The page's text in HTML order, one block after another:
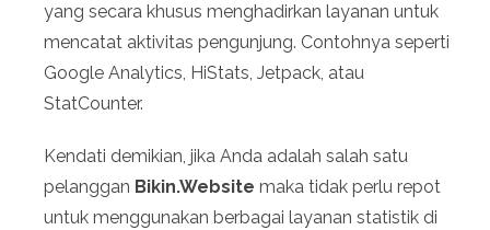
yang secara khusus menghadirkan layanan untuk
mencatat aktivitas pengunjung. Contohnya seperti
Google Analytics, HiStats, Jetpack, atau
StatCounter.
Kendati demikian, jika Anda adalah salah satu
pelanggan Bikin.Website maka tidak perlu repot
untuk menggunakan berbagai layanan statistik di